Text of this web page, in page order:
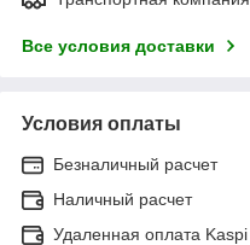
Все условия доставки
Условия оплаты
Безналичный расчет
Наличный расчет
Удаленная оплата Kaspi